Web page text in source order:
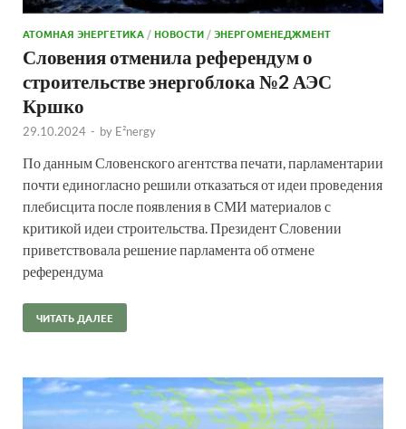
АТОМНАЯ ЭНЕРГЕТИКА /НОВОСТИ /ЭНЕРГОМЕНЕДЖМЕНТ
Словения отменила референдум о
строительстве энергоблока №2 АЭС
Кршко
29.10.2024 - by E²nergy
По данным Словенского агентства печати, парламентарии
почти единогласно решили отказаться от идеи проведения
плебисцита после появления в СМИ материалов с
критикой идеи строительства. Президент Словении
приветствовала решение парламента об отмене
референдума
ЧИТАТЬ ДАЛЕЕ